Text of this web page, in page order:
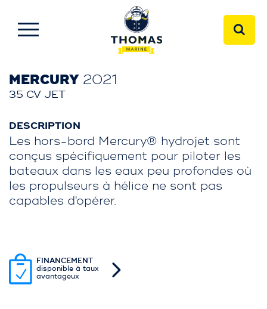
MERCURY 2021
35 CV JET
DESCRIPTION
Les hors-bord Mercury® hydrojet sont
conçus spécifiquement pour piloter les
bateaux dans les eaux peu profondes où
les propulseurs à hélice ne sont pas
capables d'opérer.
FINANCEMENT
disponible à taux
avantageux